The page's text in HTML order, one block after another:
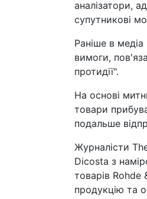
аналізатори,
супутникові
Раніше в
вимоги,
протидії".
На основі
товари
подальше
Журналісти
Dicosta з
товарів Rohde
продукцію та